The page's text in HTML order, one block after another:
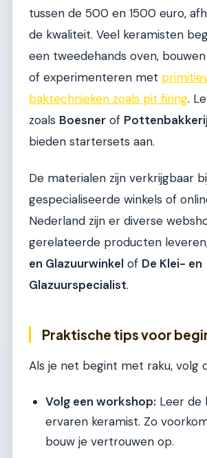
tussen de 500 en 1500 euro,
de kwaliteit. Veel keramisten
een tweedehands oven,
of experimenteren met
baktechnieken zoals pit firing.
zoals Boesner of
bieden startersets aan.
De materialen zijn verkrijgbaar
gespecialiseerde winkels of
Nederland zijn er diverse
gerelateerde producten
en Glazuurwinkel of De Klei- en
Glazuurspecialist.
Praktische tips voor
Als je net begint met raku, volg
Volg een workshop: Leer de
ervaren keramist. Zo
bouw je vertrouwen op.